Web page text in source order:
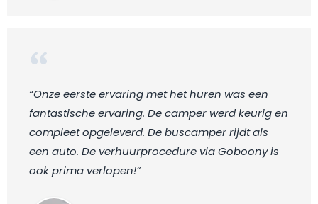
“Onze eerste ervaring met het huren was een
fantastische ervaring. De camper werd keurig en
compleet opgeleverd. De buscamper rijdt als
een auto. De verhuurprocedure via Goboony is
ook prima verlopen!“